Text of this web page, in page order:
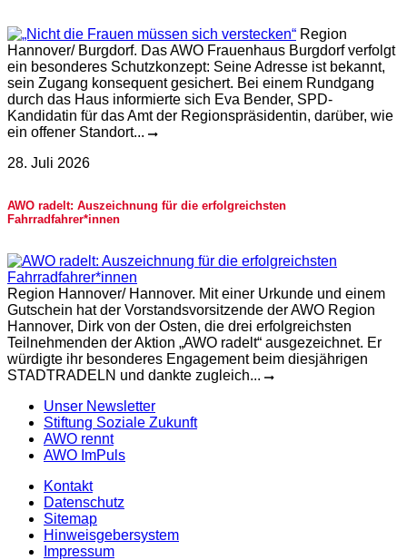
Region
Hannover/ Burgdorf. Das AWO Frauenhaus Burgdorf verfolgt
ein besonderes Schutzkonzept: Seine Adresse ist bekannt,
sein Zugang konsequent gesichert. Bei einem Rundgang
durch das Haus informierte sich Eva Bender, SPD-
Kandidatin für das Amt der Regionspräsidentin, darüber, wie
ein offener Standort...
28. Juli 2026
AWO radelt: Auszeichnung für die erfolgreichsten
Fahrradfahrer*innen
Region Hannover/ Hannover. Mit einer Urkunde und einem
Gutschein hat der Vorstandsvorsitzende der AWO Region
Hannover, Dirk von der Osten, die drei erfolgreichsten
Teilnehmenden der Aktion „AWO radelt“ ausgezeichnet. Er
würdigte ihr besonderes Engagement beim diesjährigen
STADTRADELN und dankte zugleich...
Unser Newsletter
Stiftung Soziale Zukunft
AWO rennt
AWO ImPuls
Kontakt
Datenschutz
Sitemap
Hinweisgebersystem
Impressum